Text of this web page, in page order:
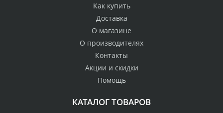
Как купить
Доставка
О магазине
О производителях
Контакты
Акции и скидки
Помощь
КАТАЛОГ ТОВАРОВ